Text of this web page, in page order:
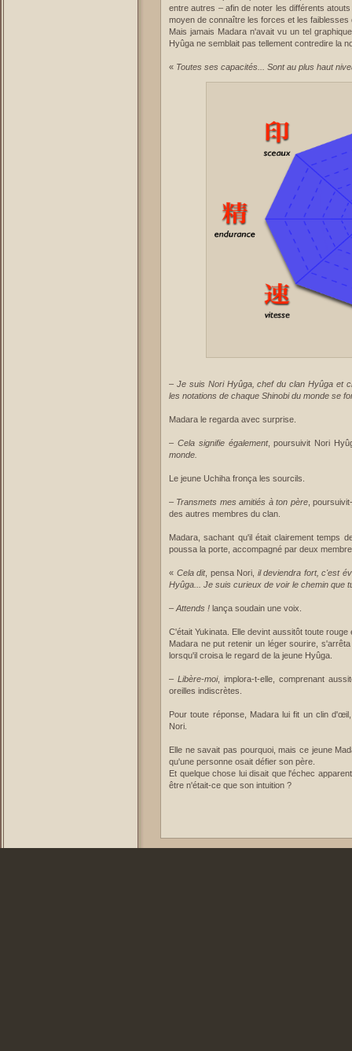
entre autres – afin de noter les différents
moyen de connaître les forces et les
Mais jamais Madara n'avait vu un tel
Hyûga ne semblait pas tellement contredire la
« Toutes ses capacités... Sont au plus haut
– Je suis Nori Hyûga, chef du clan Hyûga et
les notations de chaque Shinobi du monde se
Madara le regarda avec surprise.
– Cela signifie également, poursuivit Nori
monde.
Le jeune Uchiha fronça les sourcils.
– Transmets mes amitiés à ton père,
des autres membres du clan.
Madara, sachant qu'il était clairement temps
poussa la porte, accompagné par deux
« Cela dit, pensa Nori, il deviendra fort, c'est
Hyûga... Je suis curieux de voir le chemin que
– Attends ! lança soudain une voix.
C'était Yukinata. Elle devint aussitôt toute
Madara ne put retenir un léger sourire,
lorsqu'il croisa le regard de la jeune Hyûga.
–Libère-moi, implora-t-elle, comprenant
oreilles indiscrètes.
Pour toute réponse, Madara lui fit un clin
Nori.
Elle ne savait pas pourquoi, mais ce jeune
qu'une personne osait défier son père.
Et quelque chose lui disait que l'échec
être n'était-ce que son intuition ?